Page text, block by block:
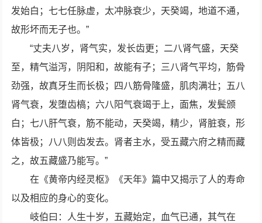
发始白；七七任脉虚，太冲脉衰少，天癸竭，地道不通，
故形坏而无子也。”
“丈夫八岁，肾气实，发长齿更；二八肾气盛，天癸
至，精气溢泻，阴阳和，故能有子；三八肾气平均，筋骨
劲强，故真牙生而长极；四八筋骨隆盛，肌肉满壮；五八
肾气衰，发堕齿槁；六八阳气衰竭于上，面焦，发鬓颁
白；七八肝气衰，筋不能动，天癸竭，精少，肾脏衰，形
体皆极；八八则齿发去。肾者主水，受五藏六府之精而藏
之，故五藏盛乃能写。”
在《黄帝内经灵枢》《天年》篇中又揭示了人的寿命
以及相应的身心的变化。
岐伯曰：人生十岁，五藏始定，血气已通，其气在